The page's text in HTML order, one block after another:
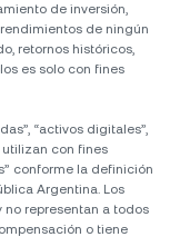
de inversión,
de ningún
retornos históricos,
es solo con fines
“activos digitales”,
utilizan con fines
conforme la definición
Argentina. Los
representan a todos
o tiene